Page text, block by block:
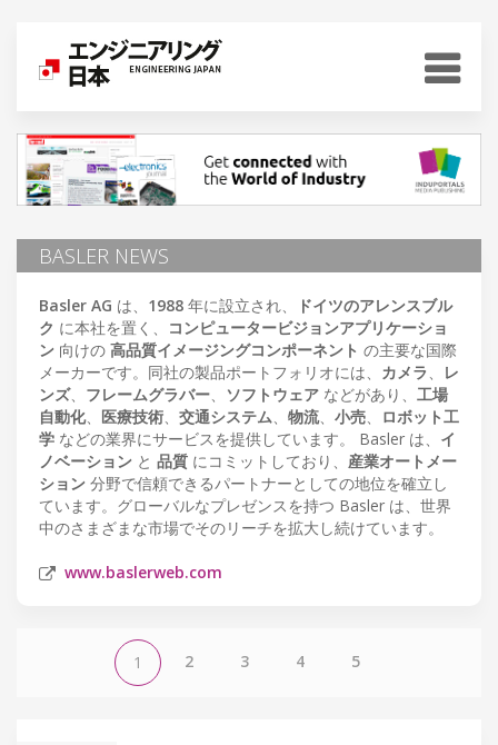
BASLER NEWS
Basler AG は、 1988 年に設立され、
ドイツのアレンスブル
ク に本社を置く、
コンピュータービジョンアプリケーショ
ン 向けの 高品質イメージングコンポーネント の主要な国際
メーカーです。同社の製品ポートフォリオには、 カメラ、
レ
ンズ、 フレームグラバー、 ソフトウェア などがあり、 工場
自動化、 医療技術、 交通システム、 物流、 小売、
ロボット工
学 などの業界にサービスを提供しています。 Basler は、 イ
ノベーション と 品質 にコミットしており、 産業オートメー
ション 分野で信頼できるパートナーとしての地位を確立し
ています。グローバルなプレゼンスを持つ Basler は、世界
中のさまざまな市場でそのリーチを拡大し続けています。
www.baslerweb.com
1 2 3 4 5